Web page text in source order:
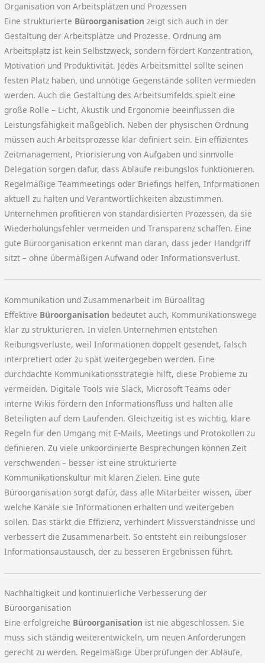
Organisation von Arbeitsplätzen und Prozessen
Eine strukturierte Büroorganisation zeigt sich auch in der
Gestaltung der Arbeitsplätze und Prozesse. Ordnung am
Arbeitsplatz ist kein Selbstzweck, sondern fördert Konzentration,
Motivation und Produktivität. Jedes Arbeitsmittel sollte seinen
festen Platz haben, und unnötige Gegenstände sollten vermieden
werden. Auch die Gestaltung des Arbeitsumfelds spielt eine
große Rolle – Licht, Akustik und Ergonomie beeinflussen die
Leistungsfähigkeit maßgeblich. Neben der physischen Ordnung
müssen auch Arbeitsprozesse klar definiert sein. Ein effizientes
Zeitmanagement, Priorisierung von Aufgaben und sinnvolle
Delegation sorgen dafür, dass Abläufe reibungslos funktionieren.
Regelmäßige Teammeetings oder Briefings helfen, Informationen
aktuell zu halten und Verantwortlichkeiten abzustimmen.
Unternehmen profitieren von standardisierten Prozessen, da sie
Wiederholungsfehler vermeiden und Transparenz schaffen. Eine
gute Büroorganisation erkennt man daran, dass jeder Handgriff
sitzt – ohne übermäßigen Aufwand oder Informationsverlust.
Kommunikation und Zusammenarbeit im Büroalltag
Effektive Büroorganisation bedeutet auch, Kommunikationswege
klar zu strukturieren. In vielen Unternehmen entstehen
Reibungsverluste, weil Informationen doppelt gesendet, falsch
interpretiert oder zu spät weitergegeben werden. Eine
durchdachte Kommunikationsstrategie hilft, diese Probleme zu
vermeiden. Digitale Tools wie Slack, Microsoft Teams oder
interne Wikis fördern den Informationsfluss und halten alle
Beteiligten auf dem Laufenden. Gleichzeitig ist es wichtig, klare
Regeln für den Umgang mit E-Mails, Meetings und Protokollen zu
definieren. Zu viele unkoordinierte Besprechungen können Zeit
verschwenden – besser ist eine strukturierte
Kommunikationskultur mit klaren Zielen. Eine gute
Büroorganisation sorgt dafür, dass alle Mitarbeiter wissen, über
welche Kanäle sie Informationen erhalten und weitergeben
sollen. Das stärkt die Effizienz, verhindert Missverständnisse und
verbessert die Zusammenarbeit. So entsteht ein reibungsloser
Informationsaustausch, der zu besseren Ergebnissen führt.
Nachhaltigkeit und kontinuierliche Verbesserung der
Büroorganisation
Eine erfolgreiche Büroorganisation ist nie abgeschlossen. Sie
muss sich ständig weiterentwickeln, um neuen Anforderungen
gerecht zu werden. Regelmäßige Überprüfungen der Abläufe,